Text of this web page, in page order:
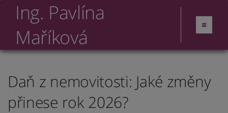
Ing. Pavlína
Maříková
Daň z nemovitosti: Jaké změny
přinese rok 2026?